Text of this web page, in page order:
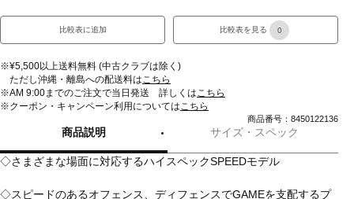
比較表に追加 比較表を見る 0
※¥5,500以上送料無料 (中古クラブは除く)
ただし沖縄・離島への配送料はこちら
※AM 9:00までのご注文で当日発送 詳しくはこちら
※クーポン・キャンペーン利用についてはこちら
商品番号：8450122136
商品説明 サイズ・スペック
◇さまざまな場面に対応するハイスペックSPEEDモデル
◇スピードのあるオフェンス、ディフェンスでGAMEを支配するプ